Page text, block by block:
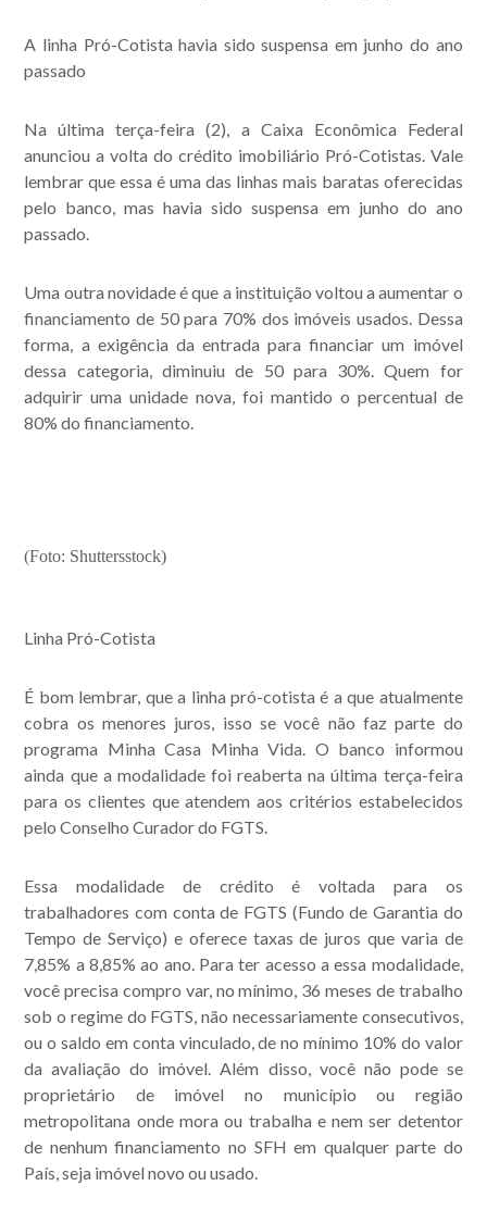
Acompanhe nossas
A linha Pró-Cotista havia sido suspensa em junho do ano
passado
Na última terça-feira (2), a Caixa Econômica Federal
anunciou a volta do crédito imobiliário Pró-Cotistas. Vale
lembrar que essa é uma das linhas mais baratas oferecidas
pelo banco, mas havia sido suspensa em junho do ano
passado.
Uma outra novidade é que a instituição voltou a aumentar o
financiamento de 50 para 70% dos imóveis usados. Dessa
forma, a exigência da entrada para financiar um imóvel
dessa categoria, diminuiu de 50 para 30%. Quem for
adquirir uma unidade nova, foi mantido o percentual de
80% do financiamento.
(Foto: Shuttersstock)
Linha Pró-Cotista
É bom lembrar, que a linha pró-cotista é a que atualmente
cobra os menores juros, isso se você não faz parte do
programa Minha Casa Minha Vida. O banco informou
ainda que a modalidade foi reaberta na última terça-feira
para os clientes que atendem aos critérios estabelecidos
pelo Conselho Curador do FGTS.
Essa modalidade de crédito é voltada para os
trabalhadores com conta de FGTS (Fundo de Garantia do
Tempo de Serviço) e oferece taxas de juros que varia de
7,85% a 8,85% ao ano. Para ter acesso a essa modalidade,
você precisa compro var, no mínimo, 36 meses de trabalho
sob o regime do FGTS, não necessariamente consecutivos,
ou o saldo em conta vinculado, de no mínimo 10% do valor
da avaliação do imóvel. Além disso, você não pode se
proprietário de imóvel no município ou região
metropolitana onde mora ou trabalha e nem ser detentor
de nenhum financiamento no SFH em qualquer parte do
País, seja imóvel novo ou usado.